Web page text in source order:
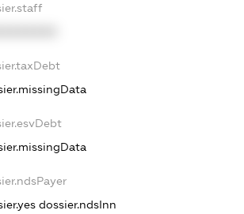
dossier.ndsInn